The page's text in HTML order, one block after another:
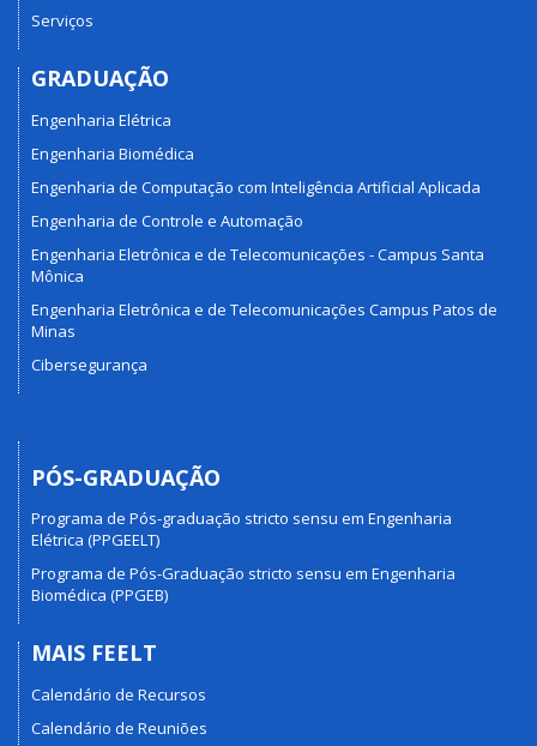
Serviços
GRADUAÇÃO
Engenharia Elétrica
Engenharia Biomédica
Engenharia de Computação com Inteligência Artificial Aplicada
Engenharia de Controle e Automação
Engenharia Eletrônica e de Telecomunicações - Campus Santa
Mônica
Engenharia Eletrônica e de Telecomunicações Campus Patos de
Minas
Cibersegurança
PÓS-GRADUAÇÃO
Programa de Pós-graduação stricto sensu em Engenharia
Elétrica (PPGEELT)
Programa de Pós-Graduação stricto sensu em Engenharia
Biomédica (PPGEB)
MAIS FEELT
Calendário de Recursos
Calendário de Reuniões